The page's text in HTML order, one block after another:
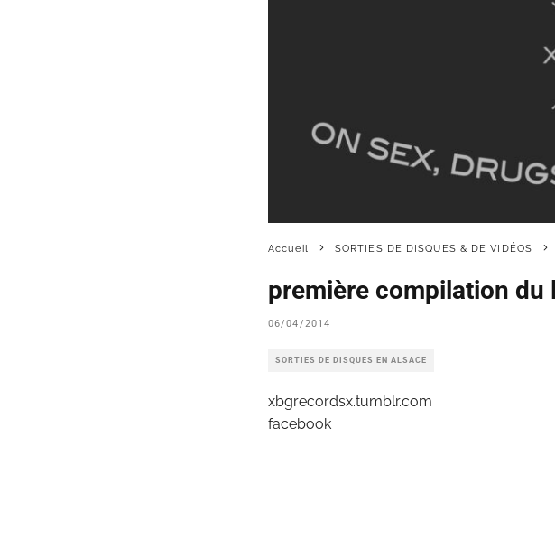
Accueil SORTIES DE DISQUES & DE VIDÉOS
première compilation du
06/04/2014
SORTIES DE DISQUES EN ALSACE
xbgrecordsx.tumblr.com
facebook